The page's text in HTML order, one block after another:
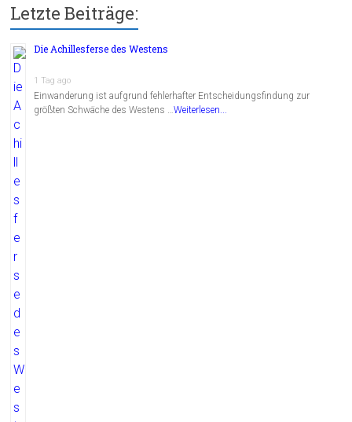
Letzte Beiträge:
Die Achillesferse des Westens
1 Tag ago
Einwanderung ist aufgrund fehlerhafter Entscheidungsfindung zur
größten Schwäche des Westens …Weiterlesen...